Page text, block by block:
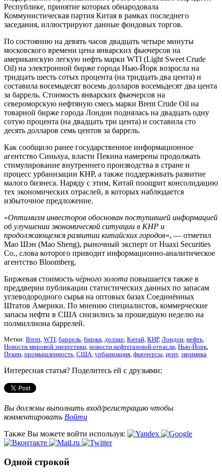
Республике, принятие которых обнародовала
Коммунистическая партия Китая в рамках последнего
заседания, иллюстрируют данные фондовых торгов.
По состоянию на девять часов двадцать четыре минуты
московского времени цена январских фьючерсов на
американскую легкую нефть марки WTI (Light Sweet Crude
Oil) на электронной бирже города Нью-Йорк возросла на
тридцать шесть сотых процента (на тридцать два цента) и
составила восемьдесят восемь долларов восемьдесят два цента
за баррель. Стоимость январских фьючерсов на
североморскую нефтяную смесь марки Brent Crude Oil на
товарной бирже города Лондон поднялась на двадцать одну
сотую процента (на двадцать три цента) и составила сто
десять долларов семь центов за баррель.
Как сообщило ранее государственное информационное
агентство Синьхуа, власти Пекина намерены продолжать
стимулирование внутреннего производства в стране и
процесс урбанизации КНР, а также поддерживать развитие
малого бизнеса. Наряду с этим, Китай поощрит консолидацию
тех экономических отраслей, в которых наблюдается
избыточное предложение.
«Оптимизм инвесторов обоснован поступившей информацией
об улучшении экономической ситуации в КНР и
продолжающемся развитии китайских городов«, — отметил
Мао Шэн (Mao Sheng), рыночный эксперт от Huaxi Securities
Co., слова которого приводит информационно-аналитическое
агентство Bloomberg.
Биржевая стоимость чёрного золота повышается также в
преддверии публикации статистических данных по запасам
углеводородного сырья на оптовых базах Соединённых
Штатов Америки. По мнению специалистов, коммерческие
запасы нефти в США снизились за прошедшую неделю на
полмиллиона баррелей.
Метки: Brent, WTI, баррель, биржа, доллар, Китай, КНР, Лондон, нефть,
Новости мировой энергетики, новости нефтегазовой отрасли, Нью-Йорк,
Пекин, промышленность, США, урбанизация, фьючерсы, цент, эконмика
Интересная статья? Поделитесь ей с друзьями:
Вы должны выполнить вход/регистрацию чтобы
комментировать Войти
Также Вы можете войти используя:
Одной строкой